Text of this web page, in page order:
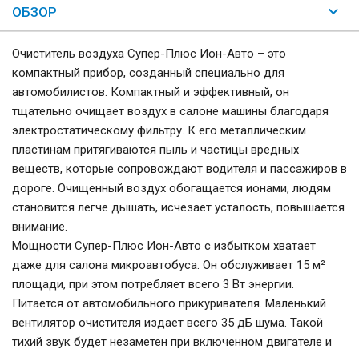
ОБЗОР
Очиститель воздуха Супер-Плюс Ион-Авто – это
компактный прибор, созданный специально для
автомобилистов. Компактный и эффективный, он
тщательно очищает воздух в салоне машины благодаря
электростатическому фильтру. К его металлическим
пластинам притягиваются пыль и частицы вредных
веществ, которые сопровождают водителя и пассажиров в
дороге. Очищенный воздух обогащается ионами, людям
становится легче дышать, исчезает усталость, повышается
внимание.
Мощности Супер-Плюс Ион-Авто с избытком хватает
даже для салона микроавтобуса. Он обслуживает 15 м²
площади, при этом потребляет всего 3 Вт энергии.
Питается от автомобильного прикуривателя. Маленький
вентилятор очистителя издает всего 35 дБ шума. Такой
тихий звук будет незаметен при включенном двигателе и